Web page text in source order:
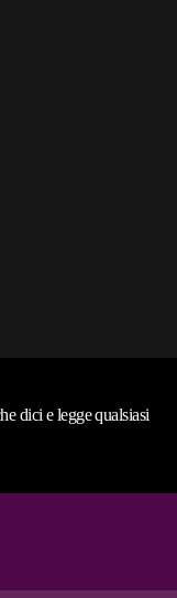
dici e legge qualsiasi